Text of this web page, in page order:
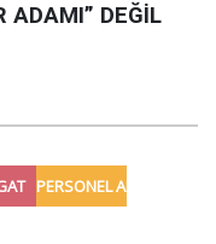
ADAMI” DEĞİL